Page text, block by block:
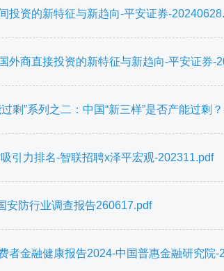
投资的新特征与新趋向-平安证券-
外商直接投资的新特征与新趋向-平安证券-
过剩”系列之二：中国“新三样”是否产能过剩
引力排名-智联招聘x泽平宏观-202311.pdf
安防行业调查报告260617.pdf
者金融健康报告2024-中国普惠金融研究院-